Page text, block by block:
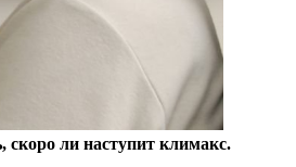
скоро ли наступит климакс.